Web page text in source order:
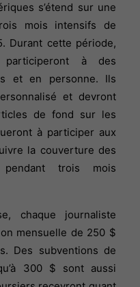
s’étend sur une
mois intensifs de
Durant cette période,
participeront à des
et en personne. Ils
et devront
de fond sur les
à participer aux
la couverture des
trois mois
chaque journaliste
mensuelle de 250 $
Des subventions de
300 $ sont aussi